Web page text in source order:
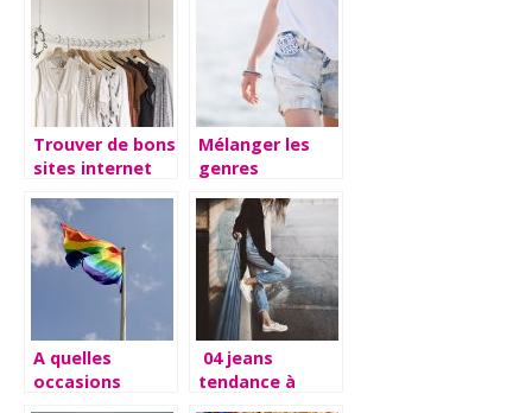
Trouver de bons
sites internet
ses vêtements.
Mélanger les
genres
parlant.
A quelles
occasions
04 jeans
tendance à